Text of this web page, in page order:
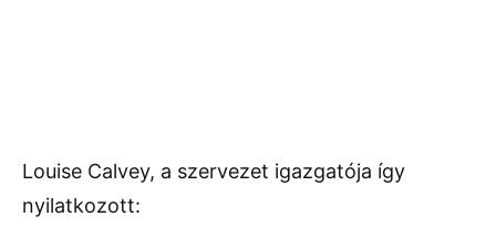
Louise Calvey, a szervezet igazgatója így
nyilatkozott: